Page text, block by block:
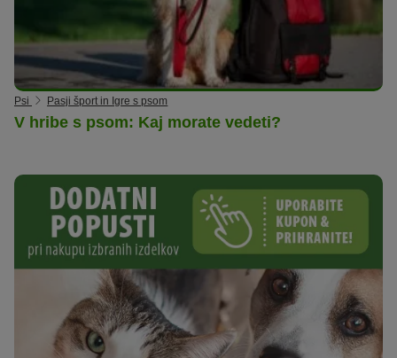
Psi Pasji šport in Igre s psom
V hribe s psom: Kaj morate vedeti?